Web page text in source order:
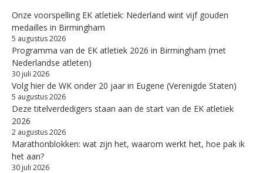
Onze voorspelling EK atletiek: Nederland wint vijf gouden
medailles in Birmingham
5 augustus 2026
Programma van de EK atletiek 2026 in Birmingham (met
Nederlandse atleten)
30 juli 2026
Volg hier de WK onder 20 jaar in Eugene (Verenigde Staten)
5 augustus 2026
Deze titelverdedigers staan aan de start van de EK atletiek
2026
2 augustus 2026
Marathonblokken: wat zijn het, waarom werkt het, hoe pak ik
het aan?
30 juli 2026